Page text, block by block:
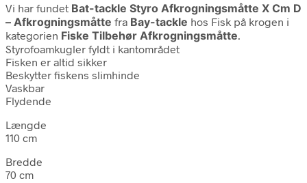
Vi har fundet Bat-tackle Styro Afkrogningsmåtte X Cm D
– Afkrogningsmåtte fra Bay-tackle hos Fisk på krogen i
kategorien Fiske Tilbehør Afkrogningsmåtte.
Styrofoamkugler fyldt i kantområdet
Fisken er altid sikker
Beskytter fiskens slimhinde
Vaskbar
Flydende
Længde
110 cm
Bredde
70 cm